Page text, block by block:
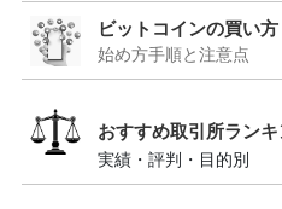
ビットコインの買い方
始め方手順と注意点
おすすめ取引所ラン
実績・評判・目的別